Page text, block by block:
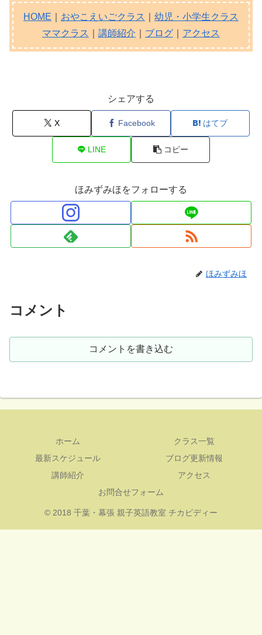
HOME おやこえいごクラス
幼児・小学生クラス
ママクラス
講師紹介 ブログ アクセス
シェアする
X Facebook はてブ
LINE コピー
ほみずみほをフォローする
ほみずみほ
コメント
コメントを書き込む
ホーム
クラス一覧
最新スケジュール
ブログ更新情報
講師紹介
アクセス
お問合せフォーム
© 2018 千葉・幕張 親子英語教室 チカビディー